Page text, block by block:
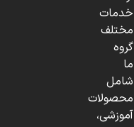
خدمات
مختلف
گروه
ما
شامل
محصولات
آموزشی،